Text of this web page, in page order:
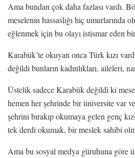
Ama bundan çok daha fazlası vardı.
meselenin hassaslığı hiç umurlarında
eğlenmek için bu olayı istismar eden
Karabük’te okuyan onca Türk kızı
değildi bunların kadınlıkları, aileleri,
Üstelik sadece Karabük değildi ki
hemen her şehrinde bir üniversite var
şehrini bırakıp okumaya gelen genç
tek derdi okumak, bir meslek sahibi
Ama bu sosyal medya güruhuna göre